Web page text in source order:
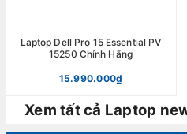
Laptop Dell Pro 15 Essential PV
15250 Chính Hãng
15.990.000₫
Xem tất cả Laptop